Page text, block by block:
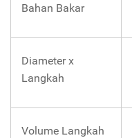
Bahan Bakar
Diameter x
Langkah
Volume Langkah